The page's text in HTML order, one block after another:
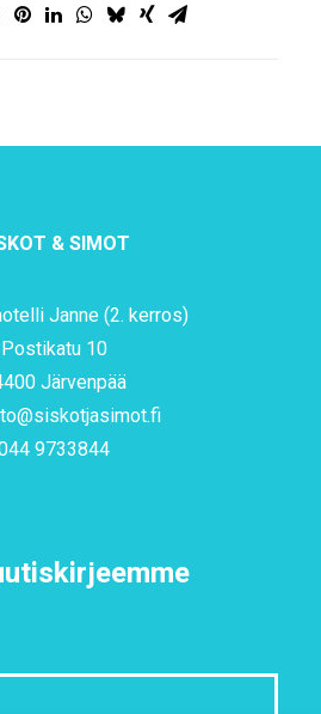
& SIMOT
Janne (2. kerros)
Postikatu 10
Järvenpää
9733844